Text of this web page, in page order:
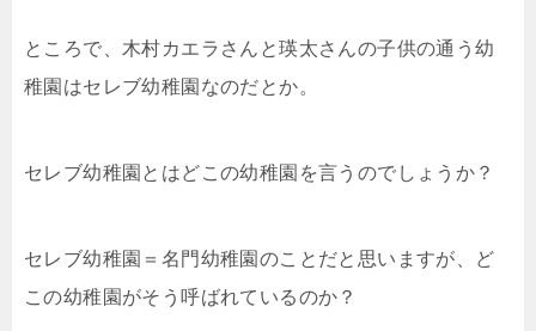
ところで、木村カエラさんと瑛太さんの子供の通う幼
稚園はセレブ幼稚園なのだとか。
セレブ幼稚園とはどこの幼稚園を言うのでしょうか？
セレブ幼稚園＝名門幼稚園のことだと思いますが、ど
この幼稚園がそう呼ばれているのか？